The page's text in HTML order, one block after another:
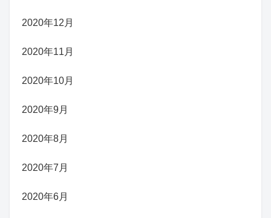
2020年12月
2020年11月
2020年10月
2020年9月
2020年8月
2020年7月
2020年6月